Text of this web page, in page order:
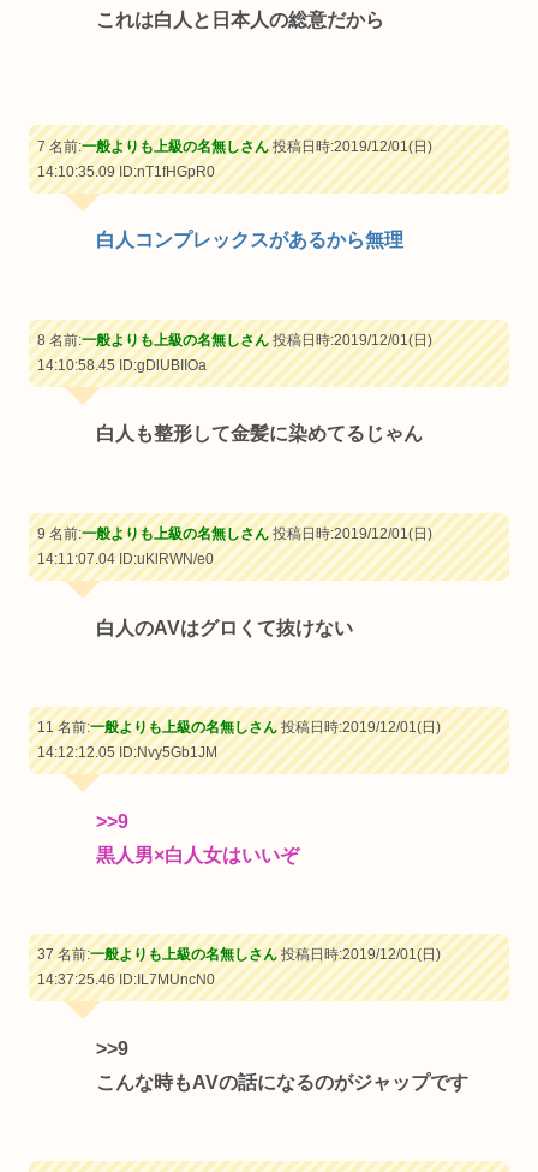
これは白人と日本人の総意だから
7 名前:一般よりも上級の名無しさん投稿日時:2019/12/01(日)
14:10:35.09ID:nT1fHGpR0
白人コンプレックスがあるから無理
8 名前:一般よりも上級の名無しさん投稿日時:2019/12/01(日)
14:10:58.45ID:gDlUBIIOa
白人も整形して金髪に染めてるじゃん
9 名前:一般よりも上級の名無しさん投稿日時:2019/12/01(日)
14:11:07.04ID:uKlRWN/e0
白人のAVはグロくて抜けない
11 名前:一般よりも上級の名無しさん投稿日時:2019/12/01(日)
14:12:12.05ID:Nvy5Gb1JM
>>9
黒人男×白人女はいいぞ
37 名前:一般よりも上級の名無しさん投稿日時:2019/12/01(日)
14:37:25.46ID:IL7MUncN0
>>9
こんな時もAVの話になるのがジャップです